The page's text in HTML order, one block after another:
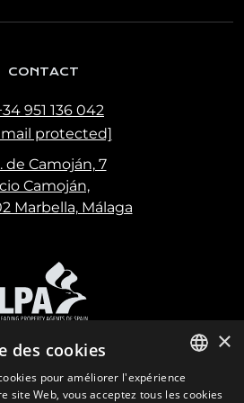
CONTACT
951 136 042
protected]
de Camoján, 7
Camoján,
Marbella, Málaga
ENGLISH
×
des cookies
pour améliorer l'expérience
site Web, vous acceptez tous les cookies